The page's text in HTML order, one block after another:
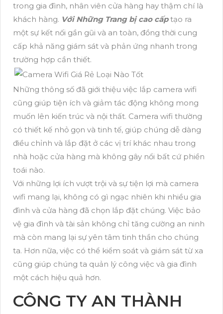
trong gia đình, nhân viên cửa hàng hay thậm chí là
khách hàng. Với Những Trang bị cao cấptạo ra
một sự kết nối gần gũi và an toàn, đồng thời cung
cấp khả năng giám sát và phản ứng nhanh trong
trường hợp cần thiết.
Những thông số đã giới thiệu việc lắp camera wifi
cũng giúp tiện ích và giảm tác động không mong
muốn lên kiến trúc và nội thất. Camera wifi thường
có thiết kế nhỏ gọn và tinh tế, giúp chúng dễ dàng
điều chỉnh và lắp đặt ở các vị trí khác nhau trong
nhà hoặc cửa hàng mà không gây nổi bất cứ phiền
toái nào.
Với những lợi ích vượt trội và sự tiện lợi mà camera
wifi mang lại, không có gì ngạc nhiên khi nhiều gia
đình và cửa hàng đã chọn lắp đặt chúng. Việc bảo
vệ gia đình và tài sản không chỉ tăng cường an ninh
mà còn mang lại sự yên tâm tinh thần cho chúng
ta. Hơn nữa, việc có thể kiểm soát và giám sát từ xa
cũng giúp chúng ta quản lý công việc và gia đình
một cách hiệu quả hơn.
CÔNG TY AN THÀNH